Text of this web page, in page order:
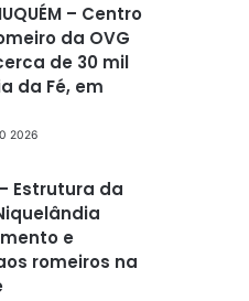
– Centro
da OVG
de 30 mil
da Fé, em
2026
– Estrutura da
e
romeiros na